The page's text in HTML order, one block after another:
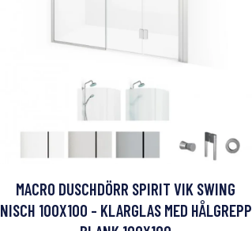
MACRO DUSCHDÖRR SPIRIT VIK SWING
NISCH 100X100 - KLARGLAS MED HÅLGREPP